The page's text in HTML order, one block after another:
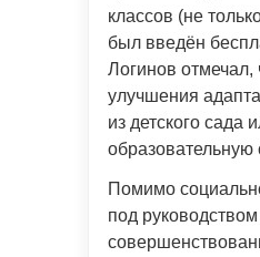
классов (не
был введён
Логинов отмечал,
улучшения
из детского
образовательную
Помимо
под